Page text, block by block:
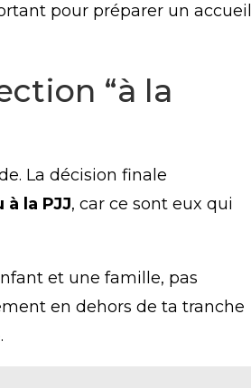
pour préparer un accueil
“à la
La décision finale
à la PJJ, car ce sont eux qui
et une famille, pas
en dehors de ta tranche